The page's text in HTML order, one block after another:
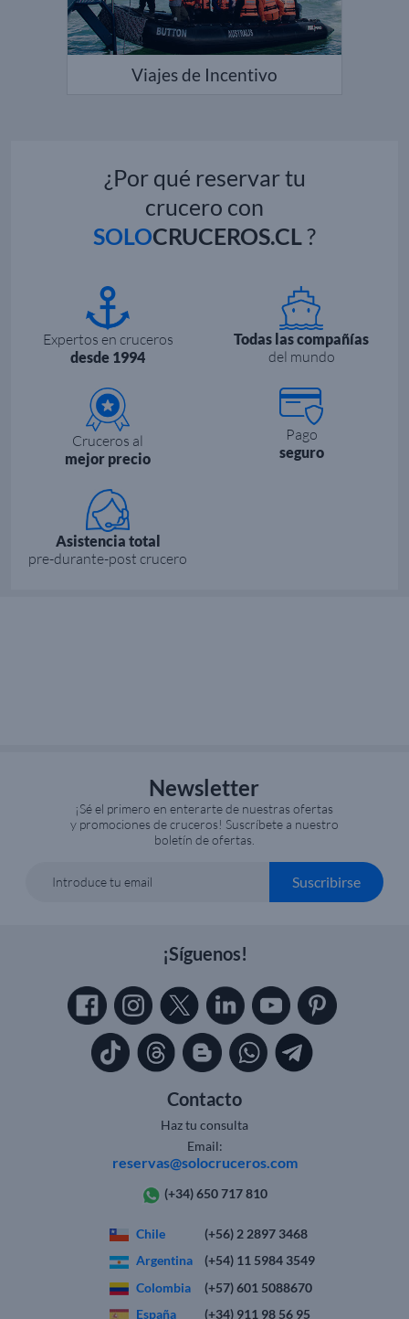
Viajes de Incentivo
¿Por qué reservar tu
crucero con
SOLOCRUCEROS.CL?
Expertos en cruceros
desde 1994
Todas las compañías
del mundo
Cruceros al
mejor precio
Pago
seguro
Asistencia total
pre-durante-post crucero
Newsletter
¡Sé el primero en enterarte de nuestras ofertas
y promociones de cruceros! Suscríbete a nuestro
boletín de ofertas.
Introduce tu email Suscribirse
¡Síguenos!
Contacto
Haz tu consulta
Email:
reservas@solocruceros.com
(+34) 650 717 810
Chile
(+56) 2 2897 3468
Argentina
(+54) 11 5984 3549
Colombia
(+57) 601 5088670
España
(+34) 911 98 56 95